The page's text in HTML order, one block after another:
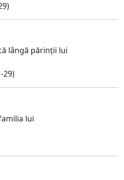
lângă părinții lui
29)
lui